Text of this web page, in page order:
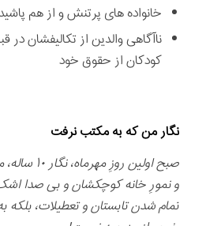
خانواده های پرتنش و از هم‌
ناآگاهی والدین از تکالیفشان در
کودکان از حقوق خود
نگار من که به مکتب نرفت
صبح اولین
و نمورِ خانه کوچکشان و بی صدا
تمام شدن تابستان و تعطیلات، بلکه